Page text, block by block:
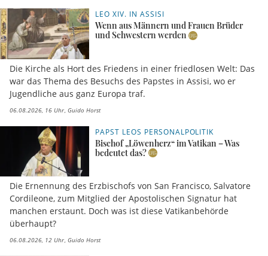
LEO XIV. IN ASSISI
Wenn aus Männern und Frauen Brüder
und Schwestern werden
Die Kirche als Hort des Friedens in einer friedlosen Welt: Das
war das Thema des Besuchs des Papstes in Assisi, wo er
Jugendliche aus ganz Europa traf.
06.08.2026, 16 Uhr Guido Horst
PAPST LEOS PERSONALPOLITIK
Bischof „Löwenherz“ im Vatikan – Was
bedeutet das?
Die Ernennung des Erzbischofs von San Francisco, Salvatore
Cordileone, zum Mitglied der Apostolischen Signatur hat
manchen erstaunt. Doch was ist diese Vatikanbehörde
überhaupt?
06.08.2026, 12 Uhr Guido Horst